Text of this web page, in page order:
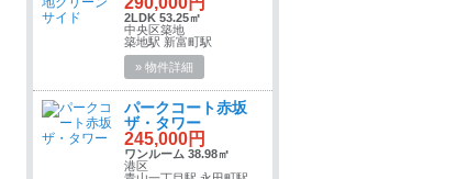
2LDK 53.25㎡
中央区築地
築地駅 新富町駅
» 物件詳細
パークコート赤坂
ザ・タワー
245,000円
ワンルーム 38.98㎡
港区